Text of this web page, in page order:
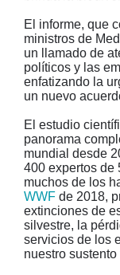
El informe, que
ministros de
un llamado de
políticos y las
enfatizando la
un nuevo
El estudio
panorama
mundial desde
400 expertos de
muchos de los
WWF de 2018,
extinciones de
silvestre, la
servicios de los
nuestro